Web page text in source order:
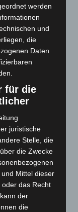
werden
und
die
Daten
für die
juristische
Stelle, die
die Zwecke
Mittel dieser
das Recht
der
die